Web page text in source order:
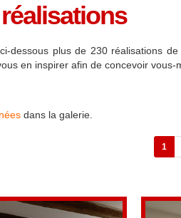
dessous plus de 230 réalisations
en inspirer afin de concevoir
dans la galerie.
1